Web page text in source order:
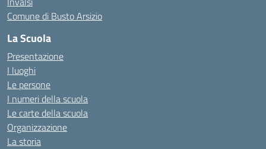
Comune di Busto Arsizio
La Scuola
Presentazione
I luoghi
Le persone
I numeri della scuola
Le carte della scuola
Organizzazione
La storia